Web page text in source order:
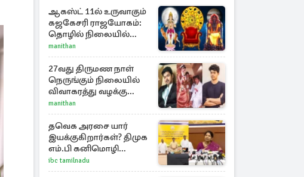
ஆகஸ்ட் 11ல் உருவாகும்
கஜகேசரி ராஜயோகம்:
தொழில் நிலையில்
அதிர்ஷ்டம் பெறும் 3
ராசிகள்!
manithan
27வது திருமண நாள்
நெருங்கும் நிலையில்
விவாகரத்து வழக்கு
வாபஸ்! விஜய்யுடன்
மீண்டும் இணைவாரா?
manithan
தவெக அரசை யார்
இயக்குகிறார்கள்? திமுக
எம்.பி கனிமொழி
கேள்வி
ibc tamilnadu